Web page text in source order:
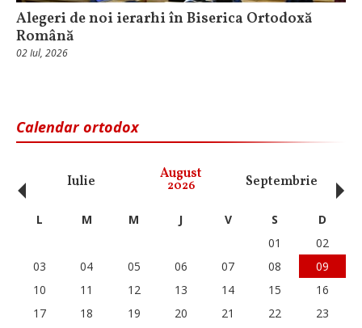
Alegeri de noi ierarhi în Biserica Ortodoxă
Română
02 Iul, 2026
Calendar ortodox
Iulie August
2026 Septembrie
‹ L M M J V S
D
01
02
03
04 05 06 07 08
09
10
11 12 13 14 15
16
17
18 19 20 21 22
23